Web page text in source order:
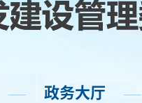
—— 政务大厅 ——